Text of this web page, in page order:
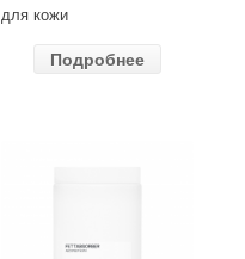
для кожи
Подробнее